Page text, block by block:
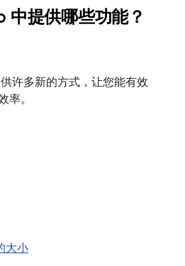
提供哪些功能？
许多新的方式，让您能有效
率。
大小